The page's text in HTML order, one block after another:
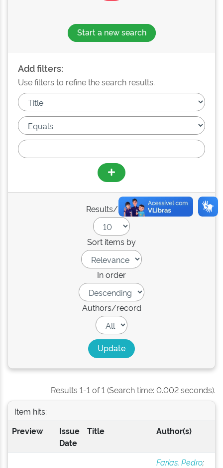
Start a new search
Add filters:
Use filters to refine the search results.
Results/Page
Sort items by
In order
Authors/record
Results 1-1 of 1 (Search time: 0.002 seconds).
Item hits:
Preview
Issue
Date
Title Author(s)
Farias, Pedro;